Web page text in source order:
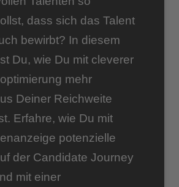
dass sich das Talent
bewirbt? In diesem
Du, wie Du mit cleverer
mehr
Deiner Reichweite
Erfahre, wie Du mit
potenzielle
der Candidate Journey
mit einer